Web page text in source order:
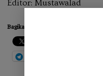
Editor: Mustawalad
Bagikan ini: